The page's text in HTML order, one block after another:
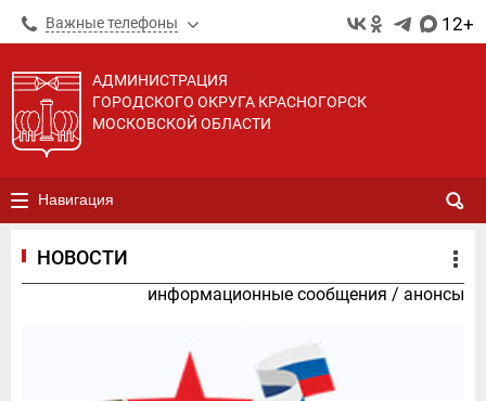
Важные телефоны 12+
АДМИНИСТРАЦИЯ
ГОРОДСКОГО ОКРУГА КРАСНОГОРСК
МОСКОВСКОЙ ОБЛАСТИ
Навигация
НОВОСТИ
информационные сообщения / анонсы